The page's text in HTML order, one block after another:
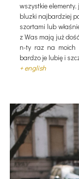
wszystkie
bluzki najbardziej
szortami lub
z Was mają już
n-ty raz na moich
bardzo je lubię i
+ english